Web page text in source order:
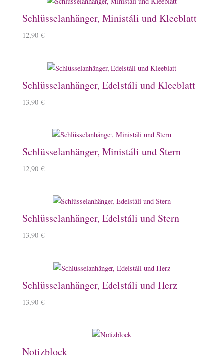
Schlüsselanhänger, Ministáli und Kleeblatt
12,90 €
Schlüsselanhänger, Edelstáli und Kleeblatt
13,90 €
Schlüsselanhänger, Ministáli und Stern
12,90 €
Schlüsselanhänger, Edelstáli und Stern
13,90 €
Schlüsselanhänger, Edelstáli und Herz
13,90 €
Notizblock